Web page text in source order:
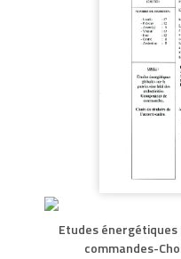
Etudes
commandes-